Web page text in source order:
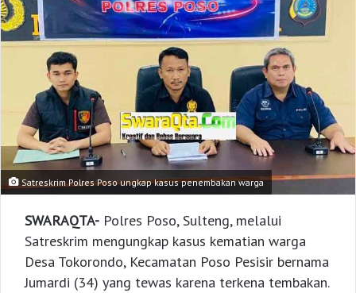
Satreskrim Polres Poso ungkap kasus penembakan warga
SWARAQTA- Polres Poso, Sulteng, melalui
Satreskrim mengungkap kasus kematian warga
Desa Tokorondo, Kecamatan Poso Pesisir bernama
Jumardi (34) yang tewas karena terkena tembakan.